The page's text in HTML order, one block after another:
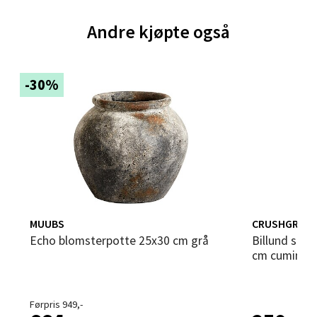
Andre kjøpte også
-30%
MUUBS
Echo blomsterpotte 25x30 cm grå
Førpris 949,-
CRUSHGRIND
Billund selvvannende urtepotte 14x12
cm cumin
0 i butikk
Bergen - Thon Senter Sartor
Sartorvegen 12, 5353 Straume
Åpent i dag 10-21
Velg